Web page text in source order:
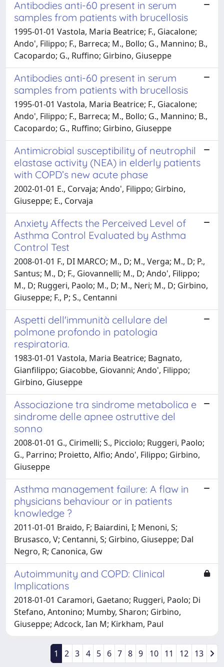
Antibodies anti-60 present in serum
samples from patients with brucellosis
1995-01-01 Vastola, Maria Beatrice; F., Giacalone;
Ando', Filippo; F., Barreca; M., Bollo; G., Mannino; B.,
Cacopardo; G., Ruffino; Girbino, Giuseppe
Antibodies anti-60 present in serum
samples from patients with brucellosis
1995-01-01 Vastola, Maria Beatrice; F., Giacalone;
Ando', Filippo; F., Barreca; M., Bollo; G., Mannino; B.,
Cacopardo; G., Ruffino; Girbino, Giuseppe
Antimicrobial susceptibility of neutrophil
elastase activity (NEA) in elderly patients
with COPD’s new acute phase
2002-01-01 E., Corvaja; Ando', Filippo; Girbino,
Giuseppe; E., Corvaja
Anxiety Affects the Perceived Level of
Asthma Control Evaluated by Asthma
Control Test
2008-01-01 F., DI MARCO; M., D; M., Verga; M., D; P.,
Santus; M., D; F., Giovannelli; M., D; Ando', Filippo;
M., D; Ruggeri, Paolo; M., D; M., Neri; M., D; Girbino,
Giuseppe; F., P; S., Centanni
Aspetti dell'immunità cellulare del
polmone profondo in patologia
respiratoria.
1983-01-01 Vastola, Maria Beatrice; Bagnato,
Gianfilippo; Giacobbe, Giovanni; Ando', Filippo;
Girbino, Giuseppe
Associazione tra sindrome metabolica e
sindrome delle apnee ostruttive del
sonno
2008-01-01 G., Cirimelli; S., Picciolo; Ruggeri, Paolo;
G., Parrino; Proietto, Alfio; Ando', Filippo; Girbino,
Giuseppe
Asthma management failure: A flaw in
physicians behaviour or in patients
knowledge ?
2011-01-01 Braido, F; Baiardini, I; Menoni, S;
Brusasco, V; Centanni, S; Girbino, Giuseppe; Dal
Negro, R; Canonica, Gw
Autoimmunity and COPD: Clinical
Implications
2018-01-01 Caramori, Gaetano; Ruggeri, Paolo; Di
Stefano, Antonino; Mumby, Sharon; Girbino,
Giuseppe; Adcock, Ian M; Kirkham, Paul
1 2 3 4 5 6 7 8 9 10 11 12 13